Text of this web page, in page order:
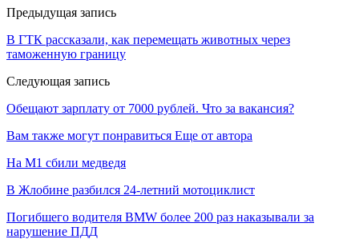
Предыдущая запись
В ГТК рассказали, как перемещать животных через
таможенную границу
Следующая запись
Обещают зарплату от 7000 рублей. Что за вакансия?
Вам также могут понравиться Еще от автора
На М1 сбили медведя
В Жлобине разбился 24-летний мотоциклист
Погибшего водителя BMW более 200 раз наказывали за
нарушение ПДД